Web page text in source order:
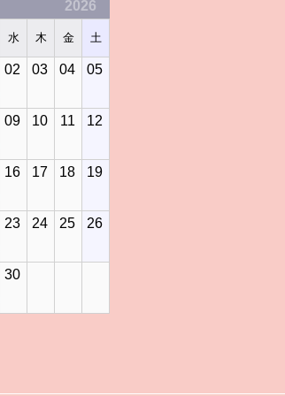
2026
水 木 金 土
02 03 04 05
09 10 11 12
16 17 18 19
23 24 25 26
30